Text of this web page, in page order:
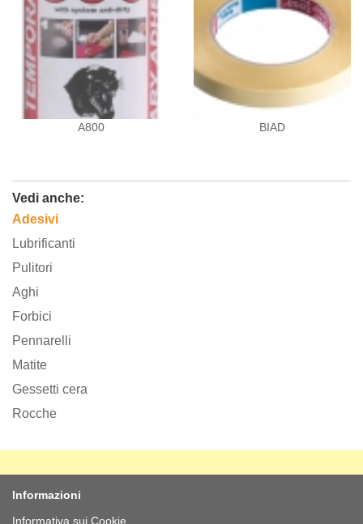
A800 BIAD
Vedi anche:
Adesivi
Lubrificanti
Pulitori
Aghi
Forbici
Pennarelli
Matite
Gessetti cera
Rocche
Informazioni
Informativa sui Cookie